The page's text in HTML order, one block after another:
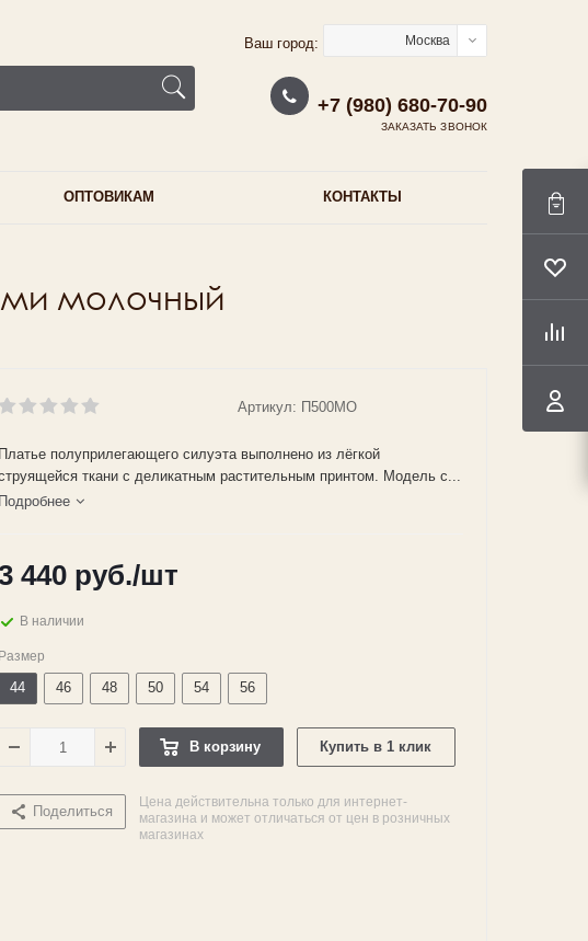
Ваш город: Москва
+7 (980) 680-70-90
ЗАКАЗАТЬ ЗВОНОК
ОПТОВИКАМ КОНТАКТЫ
молочный
Артикул: П500МО
Платье полуприлегающего силуэта выполнено из лёгкой
ткани с деликатным растительным принтом. Модель с...
Подробнее
440 руб./шт
В наличии
Размер
44 46 48 50 54 56
В корзину Купить в 1 клик
Поделиться
Цена действительна только для интернет-
магазина и может отличаться от цен в розничных
магазинах